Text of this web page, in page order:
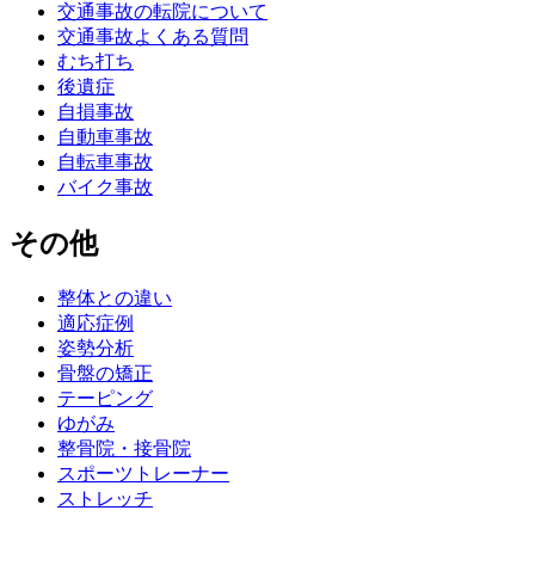
交通事故の転院について
交通事故よくある質問
むち打ち
後遺症
自損事故
自動車事故
自転車事故
バイク事故
その他
整体との違い
適応症例
姿勢分析
骨盤の矯正
テーピング
ゆがみ
整骨院・接骨院
スポーツトレーナー
ストレッチ